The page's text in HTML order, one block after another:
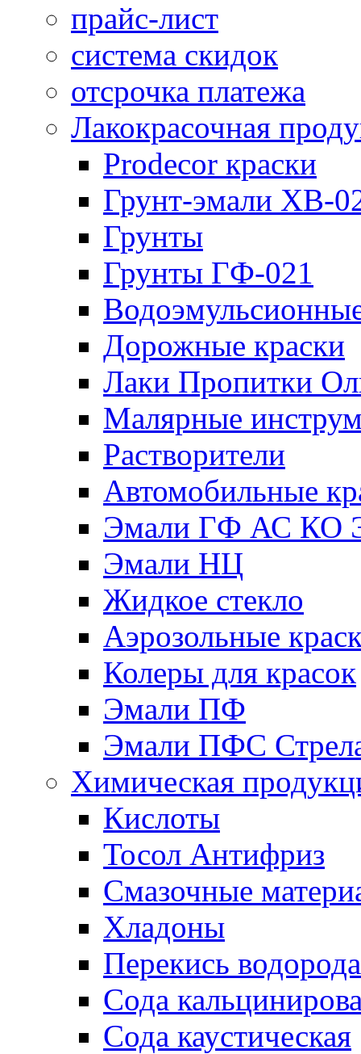
прайс-лист
система скидок
отсрочка платежа
Лакокрасочная
Prodecor краски
Грунт-эмали ХВ-
Грунты
Грунты ГФ-021
Дорожные краски
Лаки Пропитки
Малярные
Растворители
Автомобильные
Эмали ГФ АС КО
Эмали НЦ
Жидкое стекло
Аэрозольные
Колеры для красок
Эмали ПФ
Эмали ПФС
Химическая
Кислоты
Тосол Антифриз
Смазочные
Хладоны
Перекись водорода
Сода
Сода каустическая